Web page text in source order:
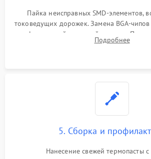
Пайка неисправных SMD-элементов,
токоведущих дорожек. Замена BGA-
инфракрасной паяльной станции.
BIOS или замена поврежденных
Подробнее
5. Сборка и
Нанесение свежей термопасты